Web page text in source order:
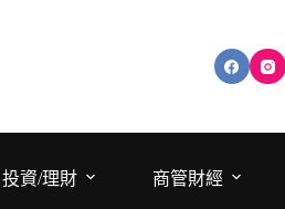
投資/理財 商管財經